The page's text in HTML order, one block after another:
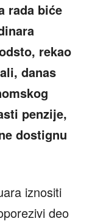
rada biće
rekao
danas
penzije,
dostignu
iznositi
deo